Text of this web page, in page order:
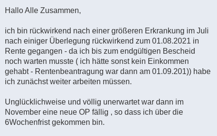
i
a
Hallo Alle Zusammen,
ich bin rückwirkend nach einer größeren Erkrankung im Juli
nach einiger Überlegung rückwirkend zum 01.08.2021 in
Rente gegangen - da ich bis zum endgültigen Bescheid
noch warten musste ( ich hätte sonst kein Einkommen
gehabt - Rentenbeantragung war dann am 01.09.201)) habe
ich zunächst weiter arbeiten müssen.
Unglücklichweise und völlig unerwartet war dann im
November eine neue OP fällig , so dass ich über die
6Wochenfrist gekommen bin.